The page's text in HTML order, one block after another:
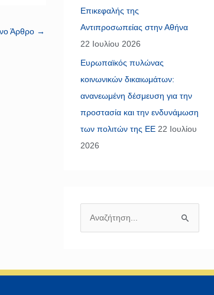
Άρθρο →
Επικεφαλής της
Αντιπροσωπείας στην Αθήνα
22 Ιουλίου 2026
Ευρωπαϊκός πυλώνας
κοινωνικών δικαιωμάτων:
ανανεωμένη δέσμευση για την
προστασία και την ενδυνάμωση
των πολιτών της ΕΕ 22 Ιουλίου
2026
ζ